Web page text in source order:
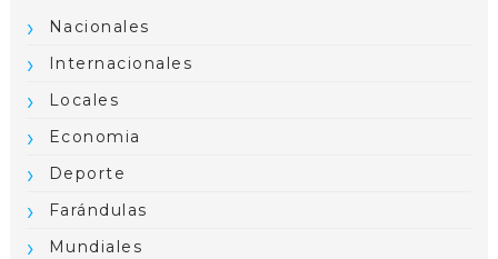
Nacionales
Internacionales
Locales
Economia
Deporte
Farándulas
Mundiales